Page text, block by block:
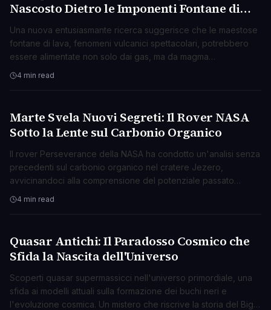
Nascosto Dietro le Imponenti Fontane di
Lava?
Una nuova entusiasmante ricerca suggerisce che le maestose
fontane di lava, fenomeni vulcanici spettacolari, potrebbero
essere alimentate non solo dai gas, ma da magma
surriscaldato che si espande violentemente.
4 min read
SCIENZA
Marte Svela Nuovi Segreti: Il Rover NASA
Sotto la Lente sul Carbonio Organico
Il rover Perseverance della NASA ha condotto un'analisi senza
precedenti sul carbonio organico nel cratere Jezero,
avvicinandoci alla comprensione del potenziale passato
biologico di Marte.
4 min read
SCIENZA
Quasar Antichi: Il Paradosso Cosmico che
Sfida la Nascita dell'Universo
Scoperti quasar supermassicci nell'universo primordiale, una
sfida ai modelli attuali sulla formazione dei buchi neri e
l'evoluzione cosmica. Un mistero che riscrive la storia del Big